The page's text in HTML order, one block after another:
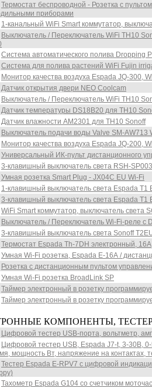
Термостат беспроводной - Розетка с
приборами
1-канальный WiFi Smart коммутатор,
Выключатель / Переключатель WiFi TH10
Система автоматического полива Dropping
Система для полива растений WiFi Fujin
Монитор качества воздуха Espada JQ-300,
Датчик открытия двери NEO Coolcam
Выключатель / Переключатель WiFi TH10
Датчик температуры DS18B20 для TH10
Датчик влажности AM2301 для TH10 Sonoff
Выключатель подачи воды Valve SM-AW713
Монитор качества воздуха Espada JQ-200,
Универсальный ИК-пульт дистанционного
3-клавишный выключатель света RSH-
Умная розетка Smart Plug - JX04С EU Wi-Fi
1-клавишный выключатель света Espada T1
3-клавишный выключатель света Espada T1
WiFi Smart коммутатор, выключатель света
Выключатель / Переключатель Wi-Fi-реле с
3-клавишный выключатель света Sonoff
Термостат Espada Th-7DH электронный, 16А
Умная Wi-Fi розетка, Espada E-16А /
Розетка с дистанционным пультом
Умная Wi-Fi розетка BroadLink SP
Таймер электронный в розетку
Таймер электронный в розетку
КОМПОНЕНТЫ,
Цифровой тестер USB-порта, вольтметр,
Цифровой тестер USB, Espada J7-t, 3-30В,
мощность Вт, напряжение на контактах,
Тестер Espada E-RPV7 с цифровой
Тахометр Espada G104 со счетчиком